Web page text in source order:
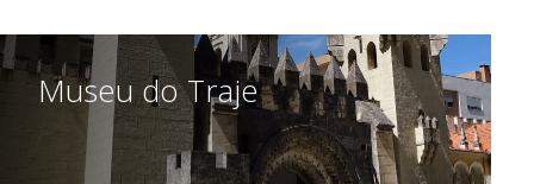
Parcerias
Informações
Reclamações
Museu do Traje